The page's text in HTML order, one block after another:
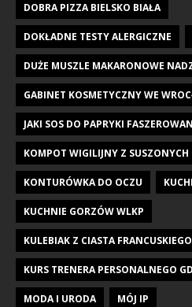
DOBRA PIZZA BIELSKO BIAŁA
DOKŁADNE TESTY ALERGICZNE
DUŻE MUSZLE MAKARONOWE
GABINET KOSMETYCZNY WE
JAKI SOS DO PAPRYKI
KOMPOT WIGILIJNY Z
KONTURÓWKA DO OCZU
KUCHNIE GORZÓW WLKP
KULEBIAK Z CIASTA
KURS TRENERA PERSONALNEGO
MODA I URODA MÓJ IP